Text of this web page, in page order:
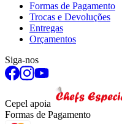
Formas de Pagamento
Trocas e Devoluções
Entregas
Orçamentos
Siga-nos
Cepel apoia
Formas de Pagamento